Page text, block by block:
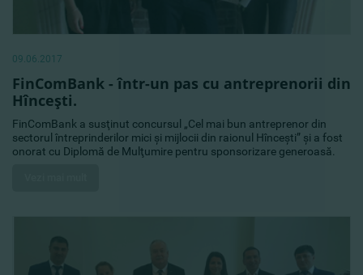
09.06.2017
FinComBank - într-un pas cu antreprenorii din
Hînceşti.
FinComBank a susţinut concursul „Cel mai bun antreprenor din
sectorul întreprinderilor mici şi mijlocii din raionul Hînceşti” şi a fost
onorat cu Diplomă de Mulţumire pentru sponsorizare generoasă.